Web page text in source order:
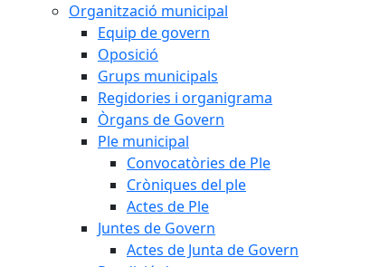
Organització municipal
Equip de govern
Oposició
Grups municipals
Regidories i organigrama
Òrgans de Govern
Ple municipal
Convocatòries de Ple
Cròniques del ple
Actes de Ple
Juntes de Govern
Actes de Junta de Govern